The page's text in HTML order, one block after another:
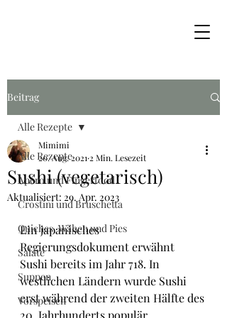
Beitrag
Alle Rezepte
Apéro und Fingerfood
Crostini und Bruschetta
Quiches, Wähen und Pies
Salate
Suppen
Vorspeisen
Alle Rezepte
Sushi (vegetarisch)
Mimimi
20. Aug. 2021 2 Min. Lesezeit
Aktualisiert: 29. Apr. 2023
Ein japanisches
Regierungsdokument erwähnt
Sushi bereits im Jahr 718. In
westlichen Ländern wurde Sushi
erst während der zweiten Hälfte des
20. Jahrhunderts populär.